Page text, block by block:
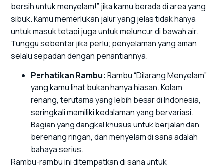
bersih untuk menyelam!” jika kamu berada di area yang
sibuk. Kamu memerlukan jalur yang jelas tidak hanya
untuk masuk tetapi juga untuk meluncur di bawah air.
Tunggu sebentar jika perlu; penyelaman yang aman
selalu sepadan dengan penantiannya.
Perhatikan Rambu: Rambu “Dilarang Menyelam”
yang kamu lihat bukan hanya hiasan. Kolam
renang, terutama yang lebih besar di Indonesia,
seringkali memiliki kedalaman yang bervariasi.
Bagian yang dangkal khusus untuk berjalan dan
berenang ringan, dan menyelam di sana adalah
bahaya serius.
Rambu-rambu ini ditempatkan di sana untuk